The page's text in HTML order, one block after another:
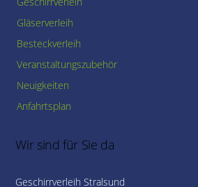
Gläserverleih
Besteckverleih
Veranstaltungszubehör
Neuigkeiten
Anfahrtsplan
Wir sind für Sie da
Geschirrverleih Stralsund